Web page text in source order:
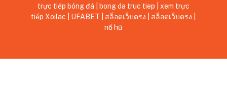
trực tiếp bóng đá
bong da truc tiep
xem trực
tiếp Xoilac
UFABET สล็อตเว็บตรง สล็อตเว็บตรง
nổ hũ